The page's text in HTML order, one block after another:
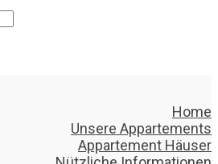
Home
Unsere Appartements
Appartement Häuser